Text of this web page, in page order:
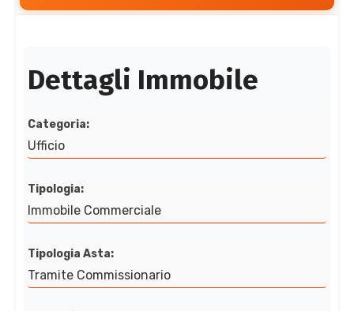
Dettagli Immobile
Categoria:
Ufficio
Tipologia:
Immobile Commerciale
Tipologia Asta:
Tramite Commissionario